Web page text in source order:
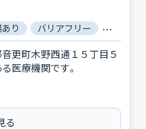
り バリアフリー 電子処
更町木野西通１５丁目５
医療機関です。
る